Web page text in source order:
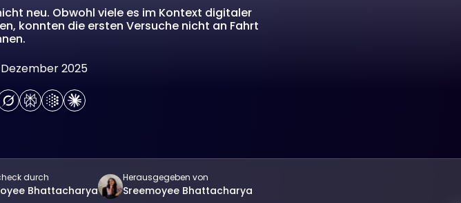
neu. Obwohl viele es im Kontext digitaler
konnten die ersten Versuche nicht an Fahrt
2025
durch
Bhattacharya
Herausgegeben von
Sreemoyee Bhattacharya